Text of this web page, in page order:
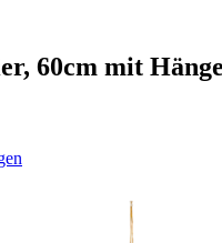
60cm mit